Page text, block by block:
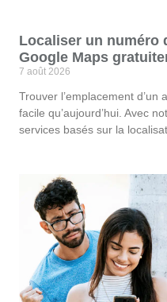
Localiser un numéro
Google Maps
7 août 2026
Trouver l’emplacement d’un
facile qu’aujourd’hui. Avec
services basés sur la